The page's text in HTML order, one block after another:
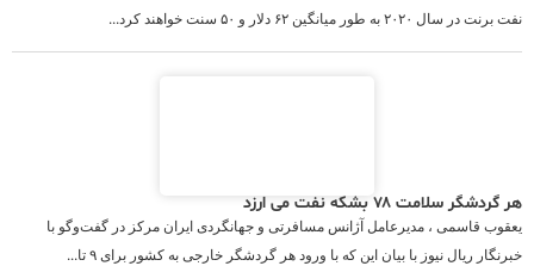
نفت برنت در سال ۲۰۲۰ به طور میانگین ۶۲ دلار و ۵۰ سنت خواهند کرد...
هر گردشگر سلامت ۷۸ بشکه نفت می ارزد
یعقوب قاسمی ، مدیرعامل آژانس مسافرتی و جهانگردی ایران مرکز در گفت‌وگو با
خبرنگار ریال نیوز با بیان این که با ورود هر گردشگر خارجی به کشور برای ۹ تا...